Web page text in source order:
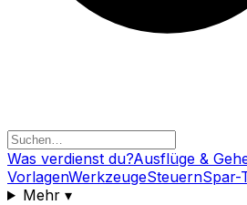
Was verdienst du?Ausflüge &
VorlagenWerkzeugeSteuernSpar-
Mehr▾